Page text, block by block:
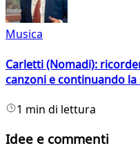
Musica
Carletti (Nomadi):
canzoni e continuando
1 min di lettura
Idee e commenti